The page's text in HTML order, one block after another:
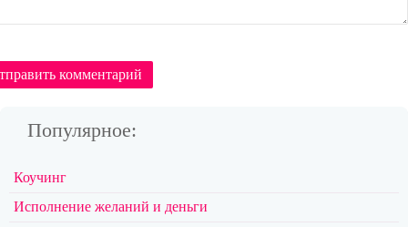
комментарий
Популярное:
Коучинг
Исполнение желаний и деньги